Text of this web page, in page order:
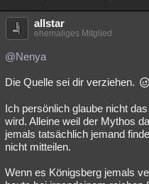
allstar
ehemaliges Mitglied
@Nenya
Die Quelle sei dir verziehen.
Ich persönlich glaube nicht
wird. Alleine weil der Mythos
jemals tatsächlich jemand
nicht mitteilen.
Wenn es Königsberg jemals